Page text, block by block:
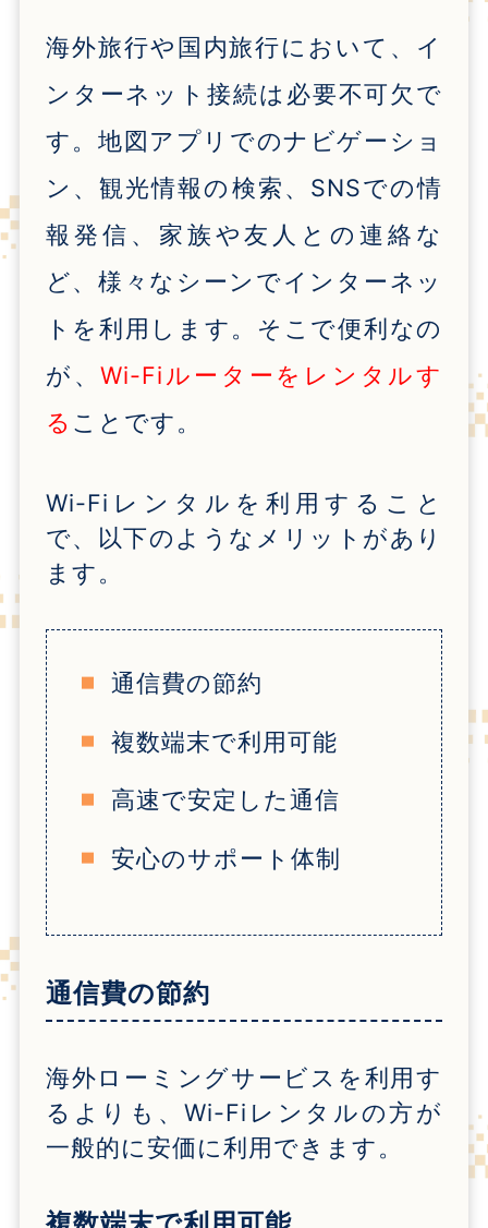
海外旅行や国内旅行において、イ
ンターネット接続は必要不可欠で
す。地図アプリでのナビゲーショ
ン、観光情報の検索、 SNSでの情
報発信、家族や友人との連絡な
ど、様々なシーンでインターネッ
トを利用します。そこで便利なの
が、Wi-Fiルーターをレンタルす
る ことです。
Wi-Fi レンタルを利用すること
で、以下のようなメリットがあり
ます。
通信費の節約
複数端末で利用可能
高速で安定した通信
安心のサポート体制
通信費の節約
海外ローミングサービスを利用す
るよりも、Wi-Fi レンタルの方が
一般的に安価に利用できます。